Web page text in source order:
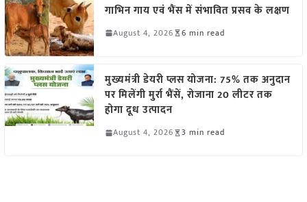
गाभिन गाय एवं भैंस में संभावित प्रसव के लक्षण
August 4, 2026 6 min read
मुख्यमंत्री डेयरी प्लस योजना: 75% तक अनुदान
पर मिलेंगी मुर्रा भैंसें, रोजाना 20 लीटर तक
होगा दूध उत्पादन
August 4, 2026 3 min read